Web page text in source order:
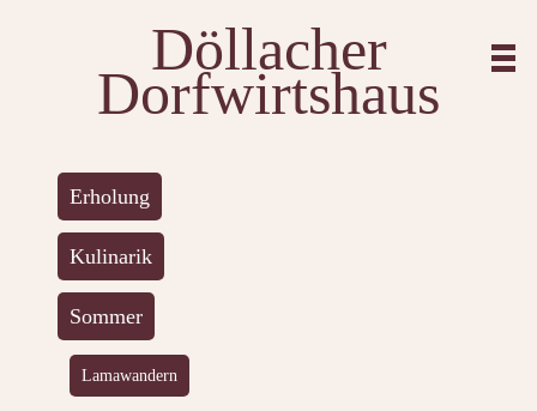
Döllacher
Dorfwirtshaus
Erholung
Kulinarik
Sommer
Lamawandern